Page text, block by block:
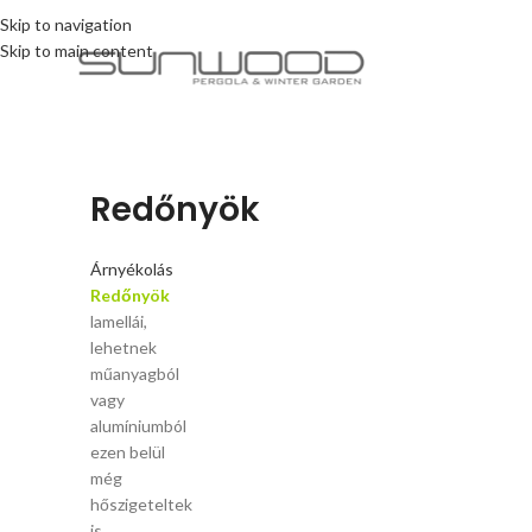
Skip to navigation
Skip to main content
Redőnyök
Árnyékolás
Redőnyök
lamellái,
lehetnek
műanyagból
vagy
alumíniumból
ezen belül
még
hőszigeteltek